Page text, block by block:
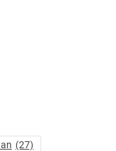
(27)